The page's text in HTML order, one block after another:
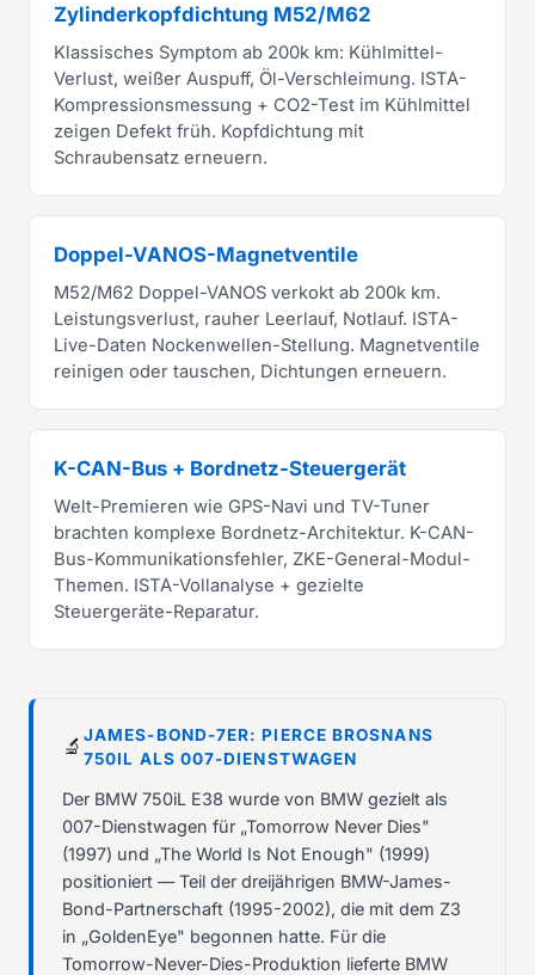
Zylinderkopfdichtung M52/M62
Klassisches Symptom ab 200k km: Kühlmittel-
Verlust, weißer Auspuff, Öl-Verschleimung. ISTA-
Kompressionsmessung + CO2-Test im Kühlmittel
zeigen Defekt früh. Kopfdichtung mit
Schraubensatz erneuern.
Doppel-VANOS-Magnetventile
M52/M62 Doppel-VANOS verkokt ab 200k km.
Leistungsverlust, rauher Leerlauf, Notlauf. ISTA-
Live-Daten Nockenwellen-Stellung. Magnetventile
reinigen oder tauschen, Dichtungen erneuern.
K-CAN-Bus + Bordnetz-Steuergerät
Welt-Premieren wie GPS-Navi und TV-Tuner
brachten komplexe Bordnetz-Architektur. K-CAN-
Bus-Kommunikationsfehler, ZKE-General-Modul-
Themen. ISTA-Vollanalyse + gezielte
Steuergeräte-Reparatur.
🔬 JAMES-BOND-7ER: PIERCE BROSNANS
750IL ALS 007-DIENSTWAGEN
Der BMW 750iL E38 wurde von BMW gezielt als
007-Dienstwagen für „Tomorrow Never Dies"
(1997) und „The World Is Not Enough" (1999)
positioniert — Teil der dreijährigen BMW-James-
Bond-Partnerschaft (1995-2002), die mit dem Z3
in „GoldenEye" begonnen hatte. Für die
Tomorrow-Never-Dies-Produktion lieferte BMW